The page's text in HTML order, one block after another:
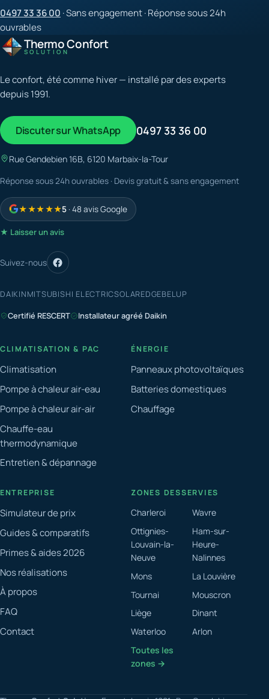
0497 33 36 00 · Sans engagement · Réponse sous 24h
ouvrables
Thermo Confort
SOLUTION
Le confort, été comme hiver — installé par des experts
depuis 1991.
Discuter sur WhatsApp 0497 33 36 00
Rue Gendebien 16B, 6120 Marbaix-la-Tour
Réponse sous 24h ouvrables · Devis gratuit & sans engagement
★★★★★5 · 48 avis Google
★ Laisser un avis
Suivez-nous
DAIKINMITSUBISHI ELECTRICSOLAREDGEBELUP
Certifié RESCERT
Installateur agréé Daikin
CLIMATISATION & PAC
Climatisation
Pompe à chaleur air-eau
Pompe à chaleur air-air
Chauffe-eau
thermodynamique
Entretien & dépannage
ÉNERGIE
Panneaux photovoltaïques
Batteries domestiques
Chauffage
ENTREPRISE
Simulateur de prix
Guides & comparatifs
Primes & aides 2026
Nos réalisations
À propos
FAQ
Contact
ZONES DESSERVIES
Charleroi
Wavre
Ottignies-
Louvain-la-
Neuve
Ham-sur-
Heure-
Nalinnes
Mons
La Louvière
Tournai
Mouscron
Liège
Dinant
Waterloo
Arlon
Toutes les
zones →